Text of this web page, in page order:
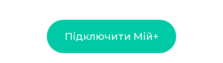
Підключити Мій+